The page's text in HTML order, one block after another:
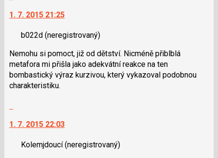
N
následující
a
P
pro
názor
další
názor.
navigaci
lze
použít
i
pro
a
1. 7. 2015 21:25
b022d (neregistrovaný)
Nemohu si pomoct, již od dětství. Nicméně přiblblá
metafora mi přišla jako adekvátní reakce na ten
bombastický výraz kurzivou, který vykazoval podobnou
charakteristiku.
další
názor.
1. 7. 2015 22:03
Kolemjdoucí (neregistrovaný)